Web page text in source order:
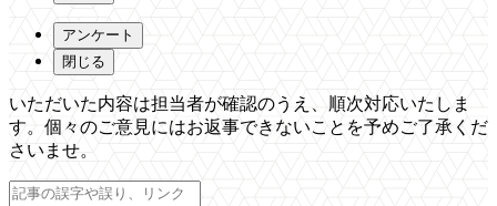
アンケート
閉じる
いただいた内容は担当者が確認のうえ、順次対応いたしま
す。個々のご意見にはお返事できないことを予めご了承くだ
さいませ。